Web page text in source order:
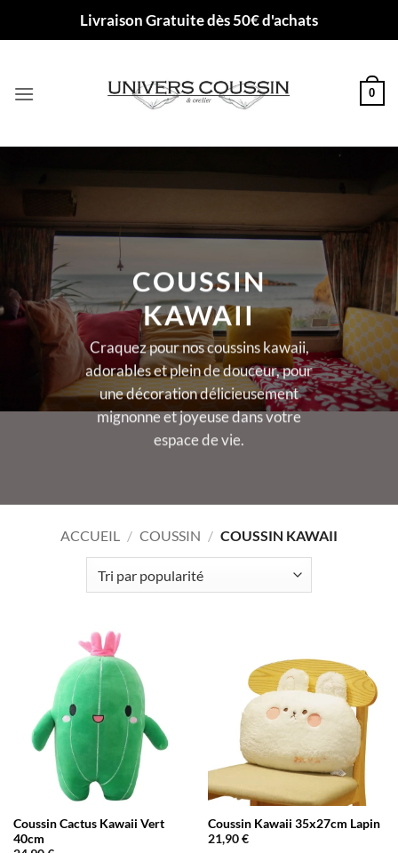
Livraison Gratuite dès 50€ d'achats
0
COUSSIN
KAWAII
Craquez pour nos coussins kawaii,
adorables et plein de douceur, pour
une décoration délicieusement
mignonne et joyeuse dans votre
espace de vie.
ACCUEIL / COUSSIN / COUSSIN KAWAII
Coussin Cactus Kawaii Vert
40cm
Coussin Kawaii 35x27cm Lapin
21,90€